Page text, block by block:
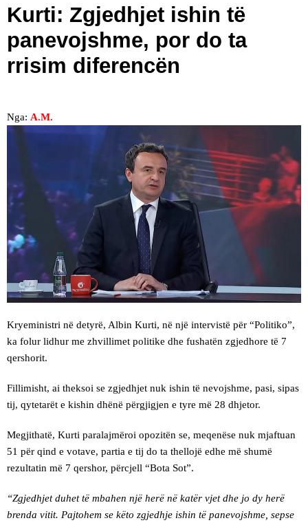
Kurti: Zgjedhjet ishin të
panevojshme, por do ta
rrisim diferencën
Nga: A.M.
Kryeministri në detyrë, Albin Kurti, në një intervistë për “Politiko”,
ka folur lidhur me zhvillimet politike dhe fushatën zgjedhore të 7
qershorit.
Fillimisht, ai theksoi se zgjedhjet nuk ishin të nevojshme, pasi, sipas
tij, qytetarët e kishin dhënë përgjigjen e tyre më 28 dhjetor.
Megjithatë, Kurti paralajmëroi opozitën se, meqenëse nuk mjaftuan
51 për qind e votave, partia e tij do ta thellojë edhe më shumë
rezultatin më 7 qershor, përcjell “Bota Sot”.
“Zgjedhjet duhet të mbahen një herë në katër vjet dhe jo dy herë
brenda vitit. Pajtohem se këto zgjedhje ishin të panevojshme, sepse